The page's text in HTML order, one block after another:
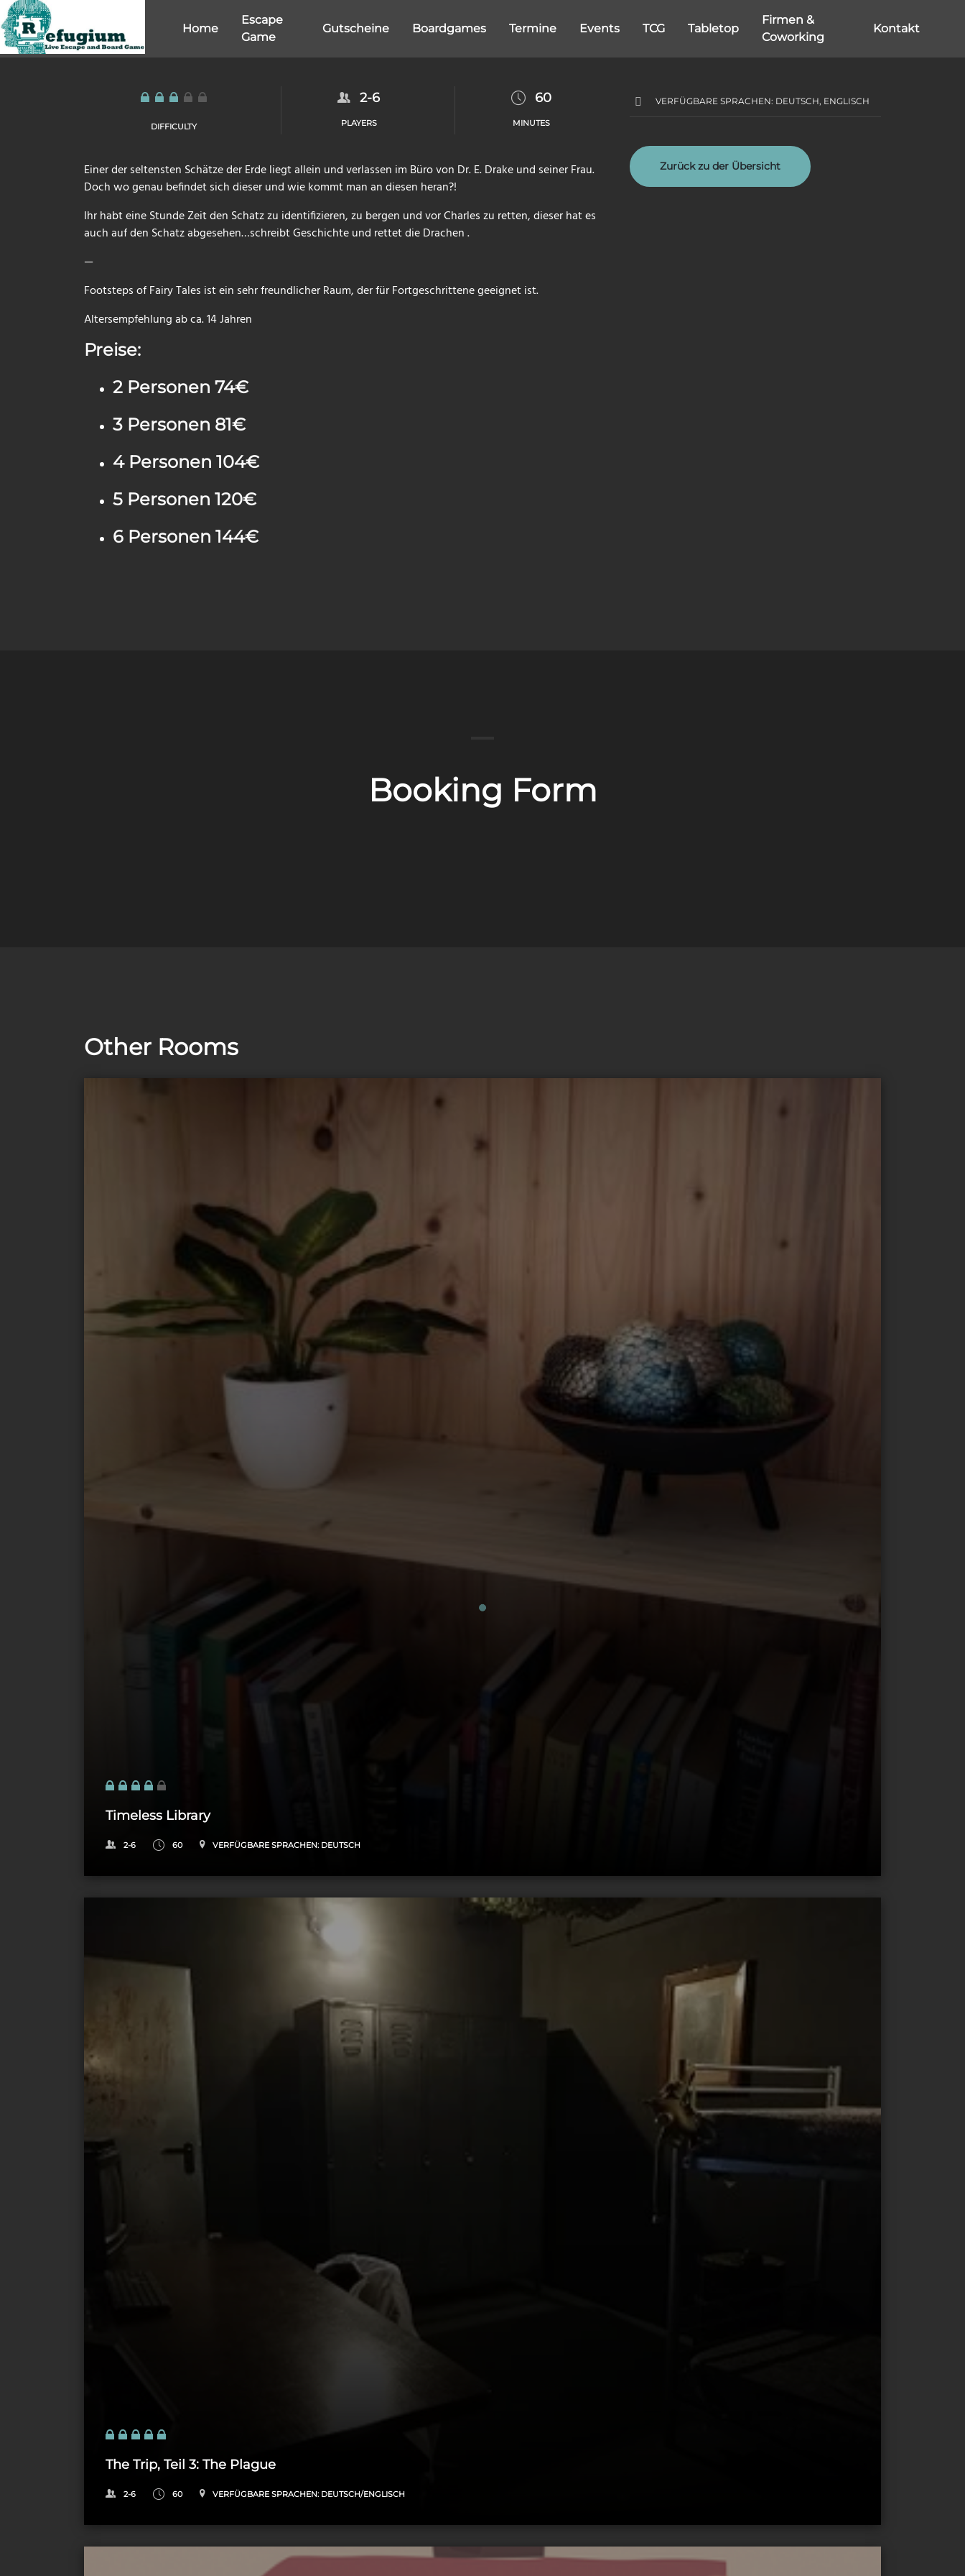
Skip
to
content
Home
Escape
Game
Gutscheine Boardgames Termine Events TCG Tabletop
Firmen &
Coworking
Kontakt
DIFFICULTY
2-6
PLAYERS
60
MINUTES
Einer der seltensten Schätze der Erde liegt allein und verlassen im Büro von Dr. E. Drake und seiner Frau.
Doch wo genau befindet sich dieser und wie kommt man an diesen heran?!
Ihr habt eine Stunde Zeit den Schatz zu identifizieren, zu bergen und vor Charles zu retten, dieser hat es
auch auf den Schatz abgesehen…schreibt Geschichte und rettet die Drachen .
—
Footsteps of Fairy Tales ist ein sehr freundlicher Raum, der für Fortgeschrittene geeignet ist.
Altersempfehlung ab ca. 14 Jahren
Preise:
2 Personen 74€
3 Personen 81€
4 Personen 104€
5 Personen 120€
6 Personen 144€
VERFÜGBARE SPRACHEN: DEUTSCH, ENGLISCH
Zurück zu der Übersicht
Booking Form
Other Rooms
Timeless Library
2-6 60 VERFÜGBARE SPRACHEN: DEUTSCH
The Trip, Teil 3: The Plague
2-6 60 VERFÜGBARE SPRACHEN: DEUTSCH/ENGLISCH